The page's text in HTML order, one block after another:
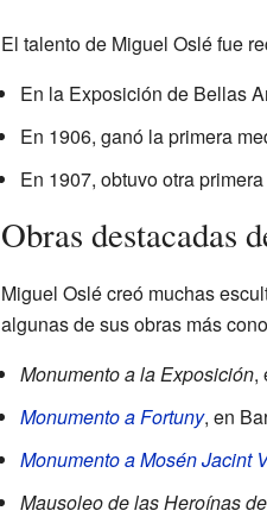
El talento de Miguel Oslé fue
En la Exposición de Bellas
En 1906, ganó la primera
En 1907, obtuvo otra
Obras destacadas
Miguel Oslé creó muchas
algunas de sus obras más
Monumento a la Exposición,
Monumento a Fortuny, en
Monumento a Mosén Jacint
Mausoleo de las Heroínas